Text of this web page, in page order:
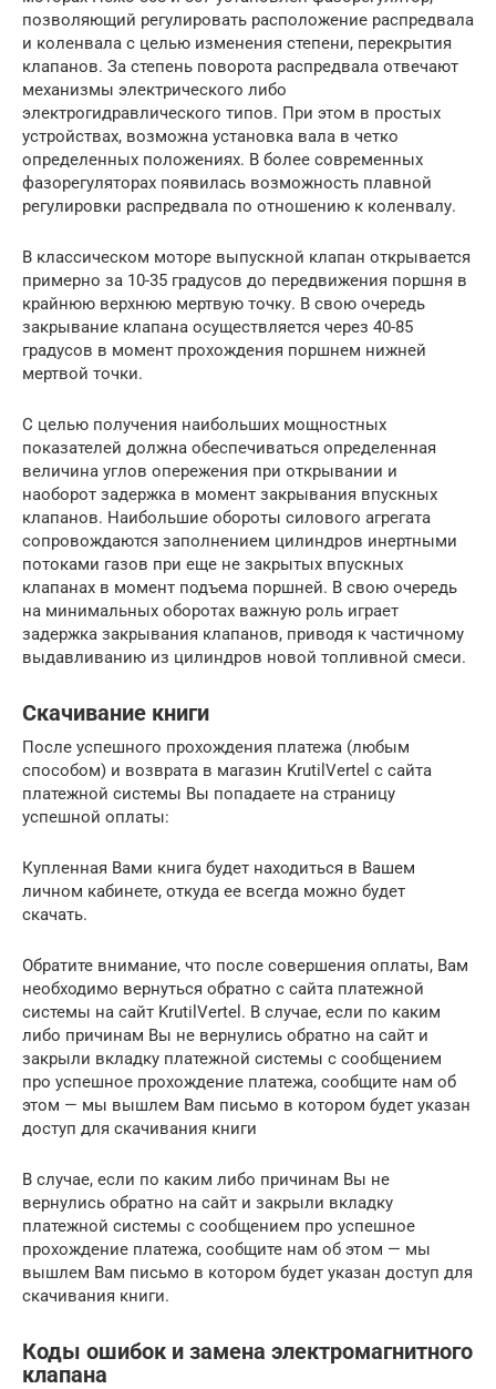
позволяющий регулировать расположение распредвала
и коленвала с целью изменения степени, перекрытия
клапанов. За степень поворота распредвала отвечают
механизмы электрического либо
электрогидравлического типов. При этом в простых
устройствах, возможна установка вала в четко
определенных положениях. В более современных
фазорегуляторах появилась возможность плавной
регулировки распредвала по отношению к коленвалу.
В классическом моторе выпускной клапан открывается
примерно за 10-35 градусов до передвижения поршня в
крайнюю верхнюю мертвую точку. В свою очередь
закрывание клапана осуществляется через 40-85
градусов в момент прохождения поршнем нижней
мертвой точки.
С целью получения наибольших мощностных
показателей должна обеспечиваться определенная
величина углов опережения при открывании и
наоборот задержка в момент закрывания впускных
клапанов. Наибольшие обороты силового агрегата
сопровождаются заполнением цилиндров инертными
потоками газов при еще не закрытых впускных
клапанах в момент подъема поршней. В свою очередь
на минимальных оборотах важную роль играет
задержка закрывания клапанов, приводя к частичному
выдавливанию из цилиндров новой топливной смеси.
Скачивание книги
После успешного прохождения платежа (любым
способом) и возврата в магазин KrutilVertel с сайта
платежной системы Вы попадаете на страницу
успешной оплаты:
Купленная Вами книга будет находиться в Вашем
личном кабинете, откуда ее всегда можно будет
скачать.
Обратите внимание, что после совершения оплаты, Вам
необходимо вернуться обратно с сайта платежной
системы на сайт KrutilVertel. В случае, если по каким
либо причинам Вы не вернулись обратно на сайт и
закрыли вкладку платежной системы с сообщением
про успешное прохождение платежа, сообщите нам об
этом — мы вышлем Вам письмо в котором будет указан
доступ для скачивания книги
В случае, если по каким либо причинам Вы не
вернулись обратно на сайт и закрыли вкладку
платежной системы с сообщением про успешное
прохождение платежа, сообщите нам об этом — мы
вышлем Вам письмо в котором будет указан доступ для
скачивания книги.
Коды ошибок и замена электромагнитного
клапана